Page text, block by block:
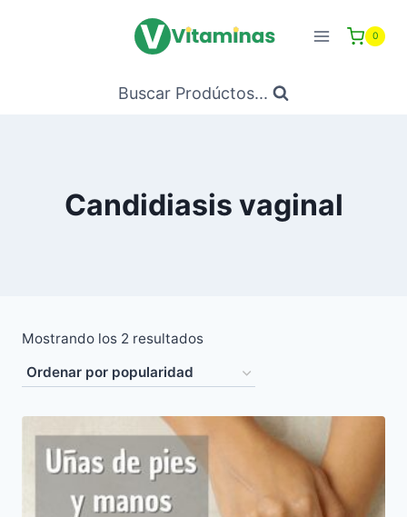
0
Buscar Prodúctos...
Candidiasis vaginal
Mostrando los 2 resultadosOrdenado
popularidad